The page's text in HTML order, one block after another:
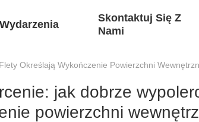
Wydarzenia
Skontaktuj Się Z
Nami
Określają Wykończenie Powierzchni
jak dobrze
powierzchni